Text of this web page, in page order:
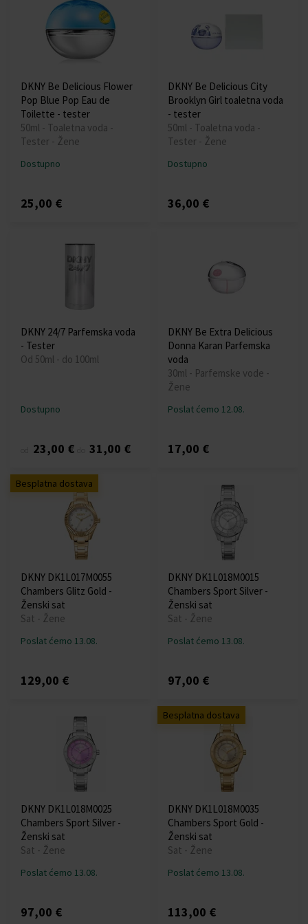
DKNY Be Delicious Flower
Pop Blue Pop Eau de
Toilette - tester
50ml - Toaletna voda -
Tester - Žene
Dostupno
25,00 €
DKNY Be Delicious City
Brooklyn Girl toaletna voda
- tester
50ml - Toaletna voda -
Tester - Žene
Dostupno
36,00 €
DKNY 24/7 Parfemska voda
- Tester
Od 50ml - do 100ml
Dostupno
23,00 € 31,00 €
DKNY Be Extra Delicious
Donna Karan Parfemska
voda
30ml - Parfemske vode -
Žene
Poslat ćemo 12.08.
17,00 €
Besplatna dostava
DKNY DK1L017M0055
Chambers Glitz Gold -
Ženski sat
Sat - Žene
Poslat ćemo 13.08.
129,00 €
DKNY DK1L018M0015
Chambers Sport Silver -
Ženski sat
Sat - Žene
Poslat ćemo 13.08.
97,00 €
DKNY DK1L018M0025
Chambers Sport Silver -
Ženski sat
Sat - Žene
Poslat ćemo 13.08.
97,00 €
Besplatna dostava
DKNY DK1L018M0035
Chambers Sport Gold -
Ženski sat
Sat - Žene
Poslat ćemo 13.08.
113,00 €